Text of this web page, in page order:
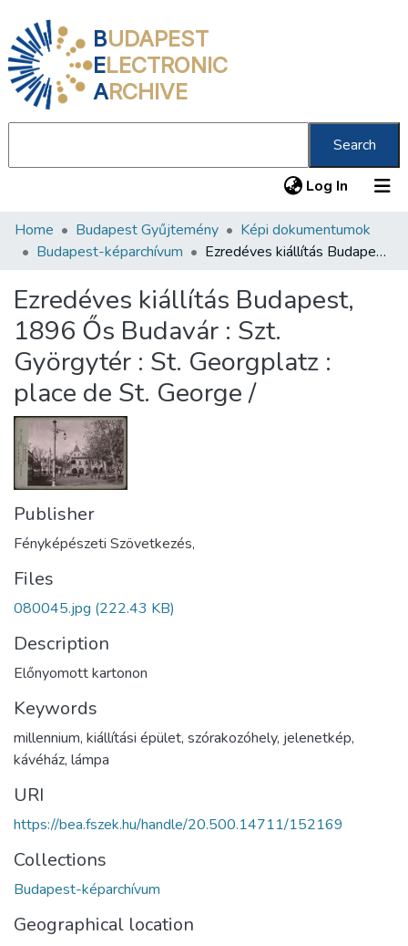
BUDAPEST
ELECTRONIC
ARCHIVE
Search
Log In (current)
Communities & Collections
Statistics
About us
Home Budapest Gyűjtemény
Képi dokumentumok
Budapest-képarchívum
Ezredéves kiállítás Budapest, 1896 Ős Budavár : Szt. Györgytér : St. Georgplatz : place de St. George /
Ezredéves kiállítás Budapest,
1896 Ős Budavár : Szt.
Györgytér : St. Georgplatz :
place de St. George /
Publisher
Fényképészeti Szövetkezés,
Files
080045.jpg (222.43 KB)
Description
Előnyomott kartonon
Keywords
millennium, kiállítási épület, szórakozóhely, jelenetkép,
kávéház, lámpa
URI
https://bea.fszek.hu/handle/20.500.14711/152169
Collections
Budapest-képarchívum
Geographical location